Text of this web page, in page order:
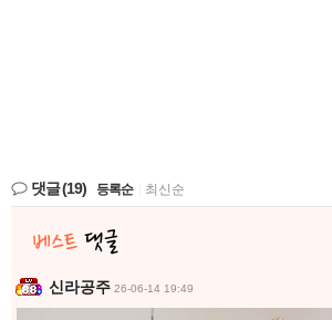
댓글(19) 등록순 최신순
신라공주 26-06-14 19:49